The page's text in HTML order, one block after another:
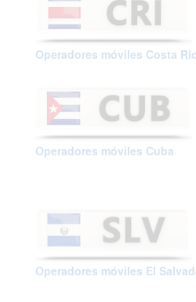
Operadores móviles Costa
Operadores móviles Cuba
Operadores móviles El